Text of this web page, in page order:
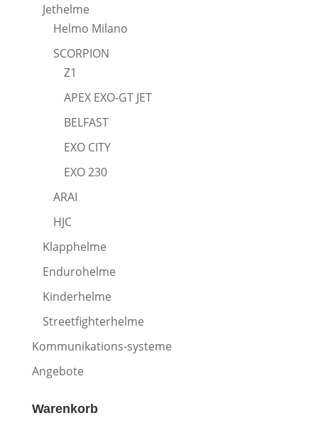
Jethelme
Helmo Milano
SCORPION
Z1
APEX EXO-GT JET
BELFAST
EXO CITY
EXO 230
ARAI
HJC
Klapphelme
Endurohelme
Kinderhelme
Streetfighterhelme
Kommunikations-systeme
Angebote
Warenkorb